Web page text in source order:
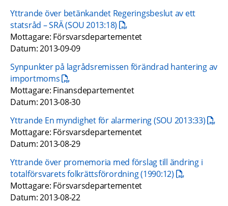
Yttrande över betänkandet Regeringsbeslut av ett
statsråd – SRÄ (SOU 2013:18) pdf, 105.7 kB.
Mottagare: Försvarsdepartementet
Datum: 2013-09-09
Synpunkter på lagrådsremissen förändrad hantering av
importmomspdf, 59.9 kB.
Mottagare: Finansdepartementet
Datum: 2013-08-30
Yttrande En myndighet för alarmering (SOU 2013:33)pdf,
Mottagare: Försvarsdepartementet
Datum: 2013-08-29
Yttrande över promemoria med förslag till ändring i
totalförsvarets folkrättsförordning (1990:12)pdf, 53.8 kB.
Mottagare: Försvarsdepartementet
Datum: 2013-08-22